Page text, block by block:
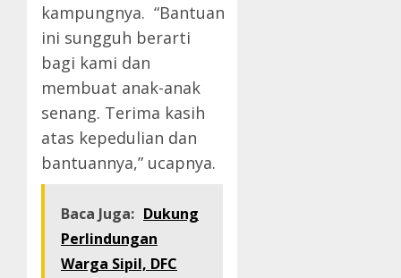
kampungnya. “Bantuan
ini sungguh berarti
bagi kami dan
membuat anak-anak
senang. Terima kasih
atas kepedulian dan
bantuannya,” ucapnya.
Baca Juga: Dukung
Perlindungan
Warga Sipil, DFC